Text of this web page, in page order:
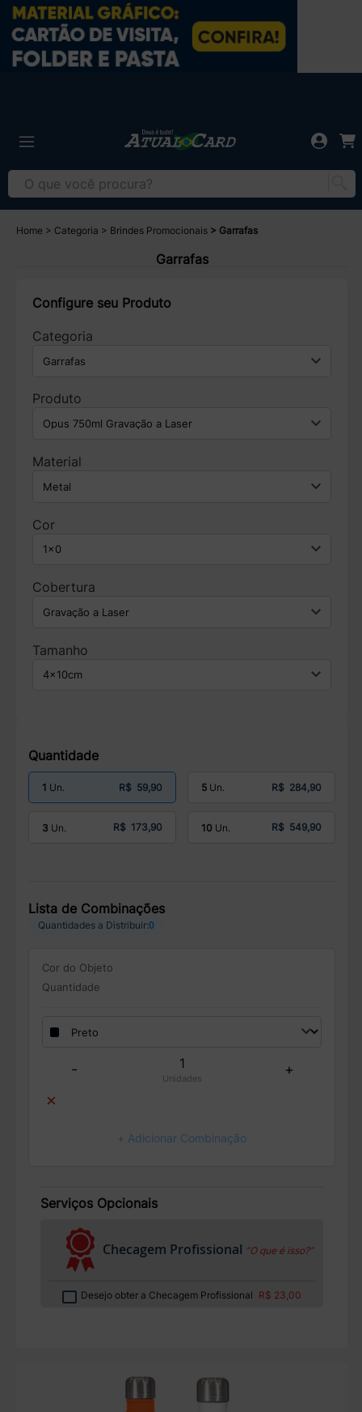
Home Categoria Brindes Promocionais Garrafas
Garrafas
Configure seu Produto
Categoria
Produto
Material
Cor
Cobertura
Tamanho
Quantidade
1 R$ 59,90
3 R$ 173,90
5 R$ 284,90
10 R$ 549,90
Lista de Combinações
Quantidades a Distribuir:0
Cor do Objeto
Quantidade
-
Unidades
+
×
+ Adicionar Combinação
Serviços Opcionais
Checagem Profissional “O que é isso?”
Desejo obter a Checagem Profissional R$ 23,00